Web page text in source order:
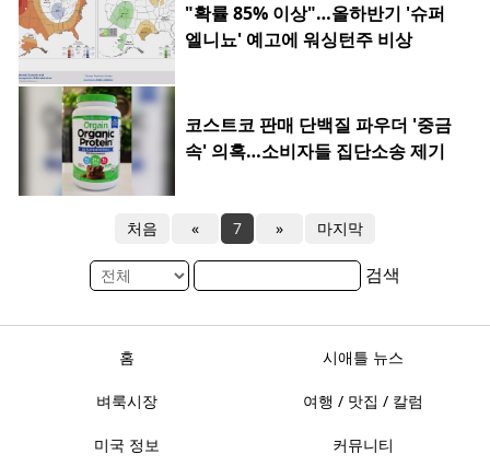
"확률 85% 이상"…올하반기 '슈퍼
엘니뇨' 예고에 워싱턴주 비상
코스트코 판매 단백질 파우더 '중금
속' 의혹…소비자들 집단소송 제기
처음 « 7 » 마지막
검색
홈 시애틀 뉴스
벼룩시장 여행 / 맛집 / 칼럼
미국 정보 커뮤니티